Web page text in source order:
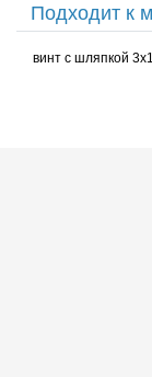
Подходит к
винт с шляпкой